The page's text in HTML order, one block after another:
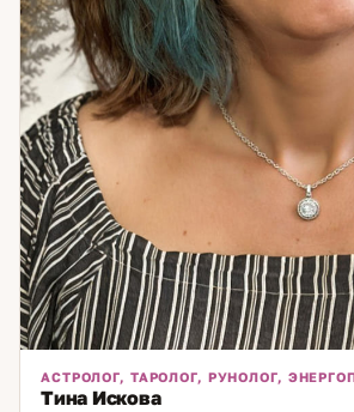
АСТРОЛОГ, ТАРОЛОГ, РУНОЛОГ,
Тина Искова